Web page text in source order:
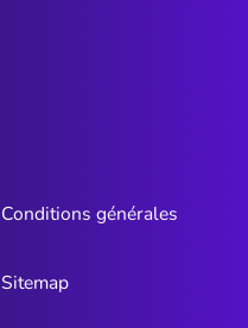
Conditions générales
Sitemap